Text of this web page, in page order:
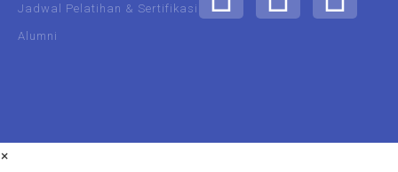
Jadwal Pelatihan & Sertifikasi
Alumni
×